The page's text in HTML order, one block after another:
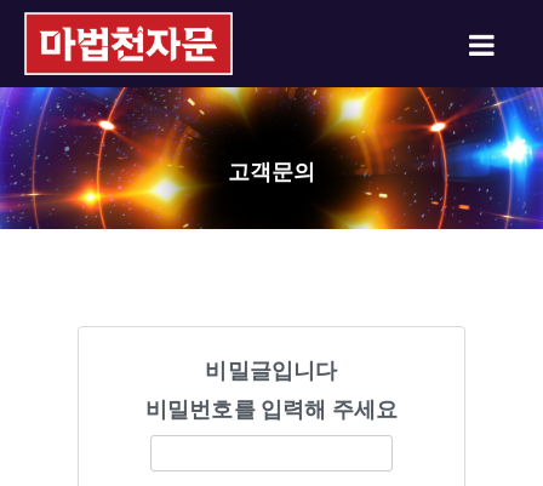
고객문의
비밀글입니다
비밀번호를 입력해 주세요